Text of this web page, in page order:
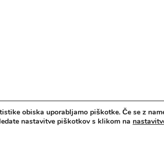
- Direktorat za šport, Zavod za Šport RS Planica
obiska uporabljamo piškotke. Če se z
nastavitve piškotkov s klikom na